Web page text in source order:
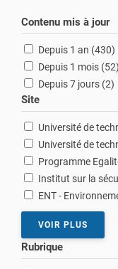
Contenu mis à jour
Depuis 1 an (430)
Depuis 1 mois (52)
Depuis 7 jours (2)
Site
Université de
Université de
Programme
Institut sur la
ENT -
VOIR PLUS
Rubrique